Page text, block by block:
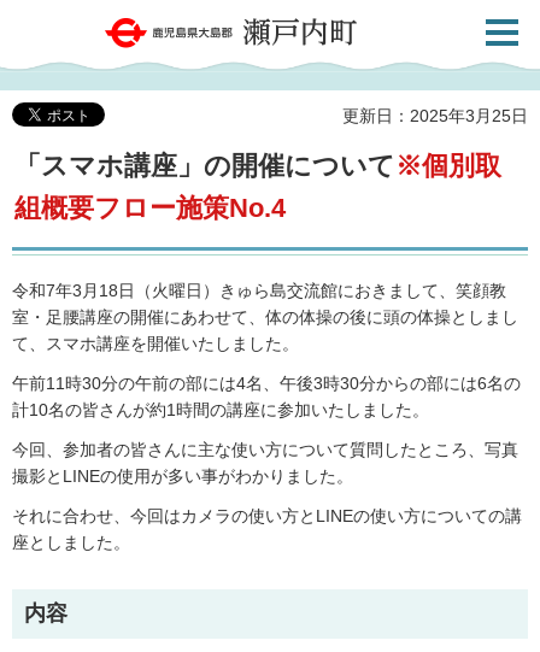
鹿児島県大島郡 瀬戸内町
共通メ
更新日：2025年3月25日
「スマホ講座」の開催について ※個別取
組概要フロー施策No.4
令和7年3月18日（火曜日）きゅら島交流館におきまして、笑顔教
室・足腰講座の開催にあわせて、体の体操の後に頭の体操としまし
て、スマホ講座を開催いたしました。
午前11時30分の午前の部には4名、午後3時30分からの部には6名の
計10名の皆さんが約1時間の講座に参加いたしました。
今回、参加者の皆さんに主な使い方について質問したところ、写真
撮影とLINEの使用が多い事がわかりました。
それに合わせ、今回はカメラの使い方とLINEの使い方についての講
座としました。
内容